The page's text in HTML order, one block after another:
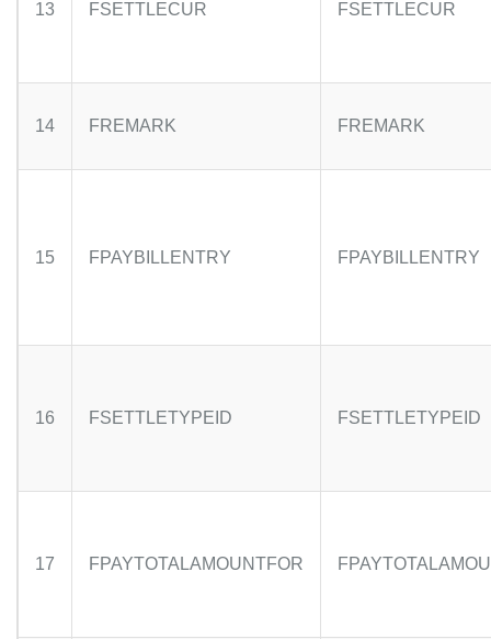
13 FSETTLECUR FSETTLECUR
14 FREMARK FREMARK
15 FPAYBILLENTRY FPAYBILLENTRY
16 FSETTLETYPEID FSETTLETYPEID
17 FPAYTOTALAMOUNTFOR